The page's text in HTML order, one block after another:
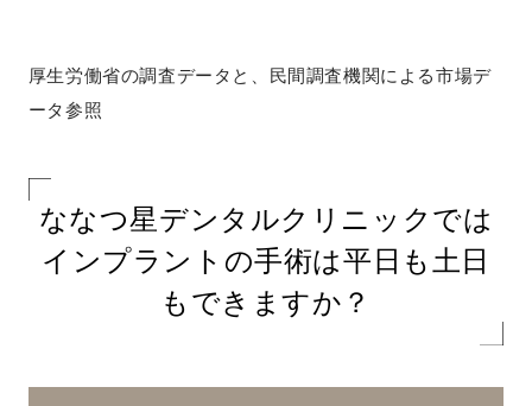
厚生労働省の調査データと、民間調査機関による市場デ
ータ参照
ななつ星デンタルクリニックでは
インプラントの手術は平日も土日
もできますか？